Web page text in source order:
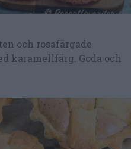
och rosafärgade
karamellfärg. Goda och